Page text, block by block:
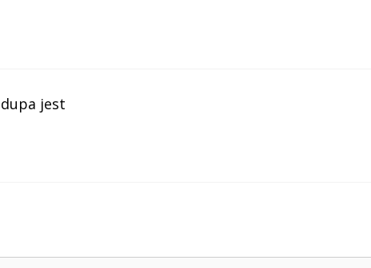
jest